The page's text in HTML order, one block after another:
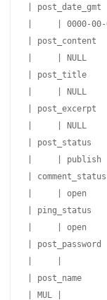
|
|     | 0000-
|
|     |
| post_title
|     |
|
|     |
|
|     |
|
|     | open
|
|     | open
|
| post_name
| MUL |